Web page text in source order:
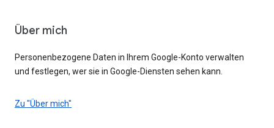
Über mich
Personenbezogene Daten in Ihrem Google-Konto verwalten
und festlegen, wer sie in Google-Diensten sehen kann.
Zu "Über mich"